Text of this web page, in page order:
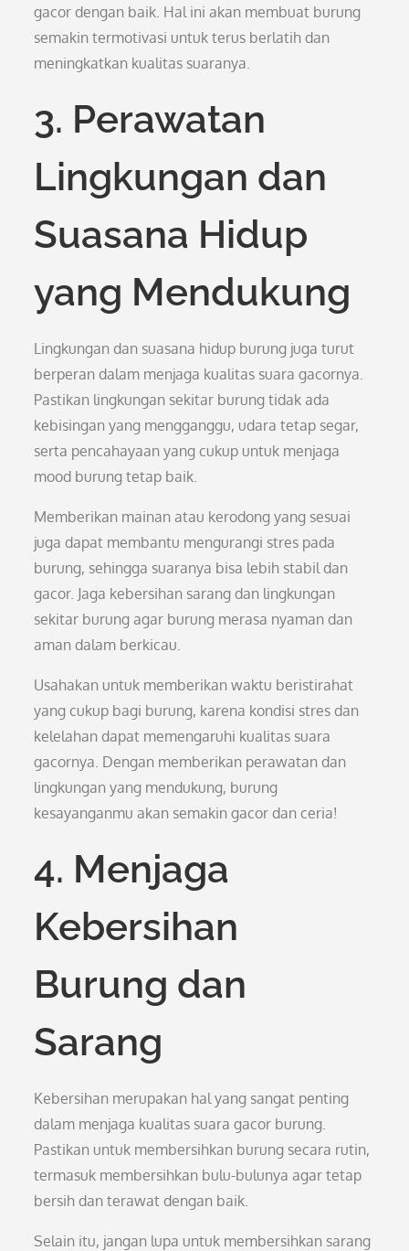
gacor dengan baik. Hal ini akan membuat burung
semakin termotivasi untuk terus berlatih dan
meningkatkan kualitas suaranya.
3. Perawatan
Lingkungan dan
Suasana Hidup
yang Mendukung
Lingkungan dan suasana hidup burung juga turut
berperan dalam menjaga kualitas suara gacornya.
Pastikan lingkungan sekitar burung tidak ada
kebisingan yang mengganggu, udara tetap segar,
serta pencahayaan yang cukup untuk menjaga
mood burung tetap baik.
Memberikan mainan atau kerodong yang sesuai
juga dapat membantu mengurangi stres pada
burung, sehingga suaranya bisa lebih stabil dan
gacor. Jaga kebersihan sarang dan lingkungan
sekitar burung agar burung merasa nyaman dan
aman dalam berkicau.
Usahakan untuk memberikan waktu beristirahat
yang cukup bagi burung, karena kondisi stres dan
kelelahan dapat memengaruhi kualitas suara
gacornya. Dengan memberikan perawatan dan
lingkungan yang mendukung, burung
kesayanganmu akan semakin gacor dan ceria!
4. Menjaga
Kebersihan
Burung dan
Sarang
Kebersihan merupakan hal yang sangat penting
dalam menjaga kualitas suara gacor burung.
Pastikan untuk membersihkan burung secara rutin,
termasuk membersihkan bulu-bulunya agar tetap
bersih dan terawat dengan baik.
Selain itu, jangan lupa untuk membersihkan sarang